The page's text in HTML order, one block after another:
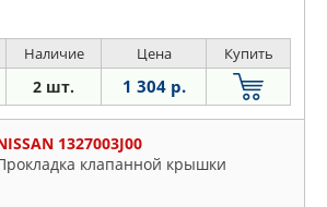
Наличие Цена Купить
2 шт. 1 304 р.
1327003J00
клапанной крышки